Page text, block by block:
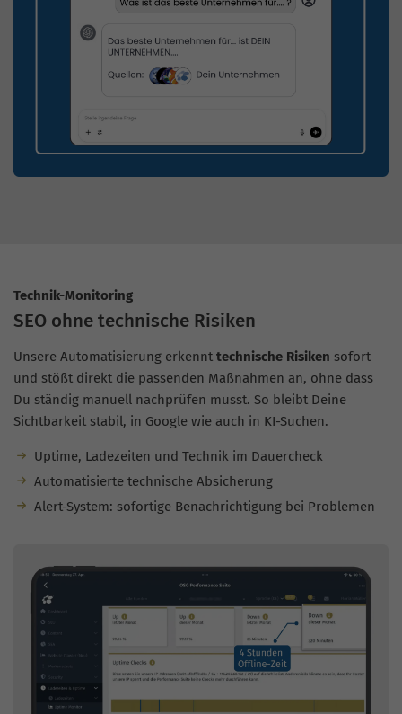
Technik-Monitoring
SEO ohne technische Risiken
Unsere Automatisierung erkennt technische Risiken sofort
und stößt direkt die passenden Maßnahmen an, ohne dass
Du ständig manuell nachprüfen musst. So bleibt Deine
Sichtbarkeit stabil, in Google wie auch in KI-Suchen.
Uptime, Ladezeiten und Technik im Dauercheck
Automatisierte technische Absicherung
Alert-System: sofortige Benachrichtigung bei Problemen